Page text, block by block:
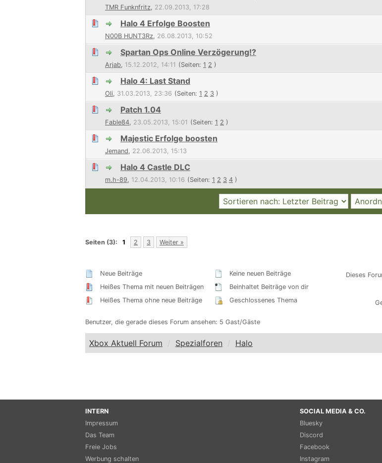
TMR Funknfritz 22.09.2013, 17:28
Halo 4 Erfolge Boosten
N00B HUNT3Rz, 26.08.2013, 10:52
Spartan Ops Online Verzögerung!?
Arjab 15.12.2012, 14:11 (Seiten: 1 2 )
Halo 4: Last Stand
Oli, 31.03.2013, 23:36 (Seiten: 1 2 3 )
Patch 1.04
Fable84 23.05.2013, 15:01 (Seiten: 1 2 )
Majestic Erfolge boosten
Jemand, 22.06.2013, 15:13
Halo 4 Castle DLC
m.h-89 12.04.2013, 10:16 (Seiten: 1 2 3 4 )
Seiten (3): 1 2 3 Weiter »
Neue Beiträge
Heißes Thema mit neuen Beiträgen
Heißes Thema ohne neue Beiträge
Keine neuen Beiträge
Beinhaltet Beiträge von dir
Geschlossenes Thema
Dieses
Benutzer, die gerade dieses Forum ansehen: 5 Gast/Gäste
Xbox Aktuell Forum Spezialforen Halo
INTERN
Impressum
Das Team
Freie Jobs
Werbung schalten
SOCIAL MEDIA & CO.
Bluesky
Discord
Facebook
Instagram